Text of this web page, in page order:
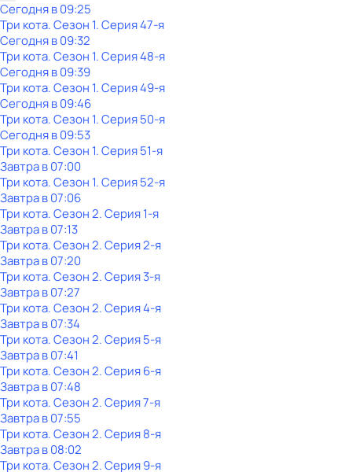
Сегодня в 09:25
Три кота. Сезон 1. Серия 47-я
Сегодня в 09:32
Три кота. Сезон 1. Серия 48-я
Сегодня в 09:39
Три кота. Сезон 1. Серия 49-я
Сегодня в 09:46
Три кота. Сезон 1. Серия 50-я
Сегодня в 09:53
Три кота. Сезон 1. Серия 51-я
Завтра в 07:00
Три кота. Сезон 1. Серия 52-я
Завтра в 07:06
Три кота. Сезон 2. Серия 1-я
Завтра в 07:13
Три кота. Сезон 2. Серия 2-я
Завтра в 07:20
Три кота. Сезон 2. Серия 3-я
Завтра в 07:27
Три кота. Сезон 2. Серия 4-я
Завтра в 07:34
Три кота. Сезон 2. Серия 5-я
Завтра в 07:41
Три кота. Сезон 2. Серия 6-я
Завтра в 07:48
Три кота. Сезон 2. Серия 7-я
Завтра в 07:55
Три кота. Сезон 2. Серия 8-я
Завтра в 08:02
Три кота. Сезон 2. Серия 9-я